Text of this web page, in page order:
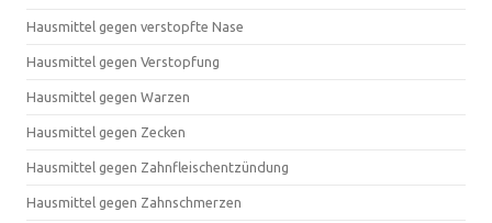
Hausmittel gegen verstopfte Nase
Hausmittel gegen Verstopfung
Hausmittel gegen Warzen
Hausmittel gegen Zecken
Hausmittel gegen Zahnfleischentzündung
Hausmittel gegen Zahnschmerzen